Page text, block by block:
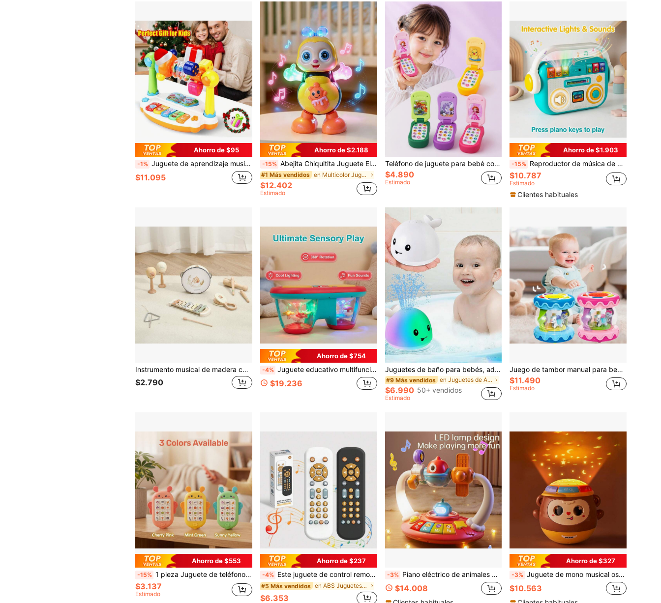
Ahorro de $95
-1% Juguete de aprendizaje musical para bebés, instrumento musical con iluminación de piano, juguete de tiempo de barriga para bebés, regalo popular para bebés
$11.095
Ahorro de $2.188
-15% Abejita Chiquitita Juguete Eléctrico de Abeja Bailarina, Juguete de Animal con Música & Luz, Juguete de Aprendizaje de Desarrollo Sensorial, Juguete para Niñas, Juguete para Niños, Juguete para Niños, Juguete de Viaje, Juguete de Jardín, Juguete Luminoso, Juguete Bailarín, Juguete para Bebé, Regalo para Bebé Niño & Niña
#1 Más vendidos en Multicolor Juguetes musicales para bebés
$12.402
Estimado
Teléfono de juguete para bebé con luces y música, aprendizaje educativo preescolar, regalo de Navidad y cumpleaños, teléfono inteligente plegable de princesa para niñas
$4.890
Estimado
Ahorro de $1.903
-15% Reproductor de música de aprendizaje para bebés, radio de simulación con luces y canciones, para bebés de 12 meses y mayores, juguete musical con diseño de radio para niños pequeños, juguete de luz musical para bebés, regalo de juguete para padres e hijos
$10.787
Estimado
Clientes habituales
Instrumento musical de madera con estampado de ardilla adorable, estimulación sensorial y desarrollo de la coordinación, ideal para la educación musical, regalo de Navidad y cumpleaños
$2.790
Ahorro de $754
-4% Juguete educativo multifuncional con luz giratoria para bebés, tambor musical de doble tambor, tambor de sonido y luz cognitivo (Baterías no incluidas)
$19.236
Juguetes de baño para bebés, adecuados para niños pequeños, juguetes de ballena que rocían agua y se iluminan, juguetes de piscina y mesa de agua para bebés, adecuados para bebés de 3 meses y talla grande, juguetes de fuente para bañera
#9 Más vendidos en Juguetes de Agua para el Verano .
$6.990 50+ vendidos
Estimado
Juego de tambor manual para bebé, instrumentos musicales, tambor mini giratorio, juguetes educativos tempranos, regalos para bebés
$11.490
Estimado
Ahorro de $553
-15% 1 pieza Juguete de teléfono móvil interactivo de abeja de dibujos animados para bebé, juguete multifuncional con efectos de sonido y música, juguete divertido de aprendizaje (Batería no incluida)
$3.137
Estimado
Ahorro de $237
-4% Este juguete de control remoto para bebés es adecuado para bebés de 6 meses y talla grande. Cuenta con funciones de música, control remoto de TV y es un juguete de control remoto para niños. Con un control remoto de juego realista, efectos de iluminación y sonido realistas, compatible con inglés, francés y español, adecuado para el juego de bebés y (disponible en 4 estilos).
#5 Más vendidos en ABS Juguetes musicales para bebés
$6.353
-3% Piano eléctrico de animales para bebé, juguete educativo de aprendizaje temprano, juguete teclado giratorio 2 en 1 con sonajero, piano musical con luces de dinosaurio y espacio para niña y niño
$14.008
Ahorro de $327
-3% Juguete de mono musical oscilante para bebé, juguete oscilante parpadeante para niños pequeños con luz nocturna, juguete musical con proyección brillante, adecuado para niños y niñas, juguete para tiempo de barriga para bebés
$10.563